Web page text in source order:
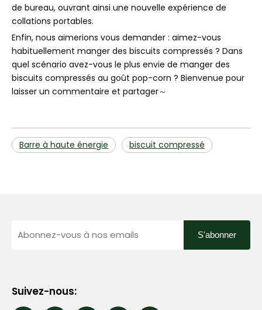
de bureau, ouvrant ainsi une nouvelle expérience de
collations portables.
Enfin, nous aimerions vous demander : aimez-vous
habituellement manger des biscuits compressés ? Dans
quel scénario avez-vous le plus envie de manger des
biscuits compressés au goût pop-corn ? Bienvenue pour
laisser un commentaire et partager～
Barre à haute énergie biscuit compressé
S'abonner
Suivez-nous: